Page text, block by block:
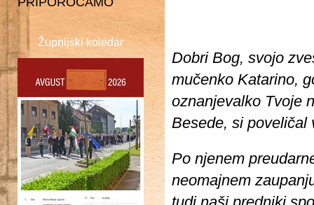
Gornji Lakoš
Kapca
Lendava
Petišovci
Pince
Sveta Trojica
Župnijski koledar
Dobri Bog, svojo
mučenko Katarino,
oznanjevalko Tvoje
Besede, si poveličal
Po njenem
neomajnem